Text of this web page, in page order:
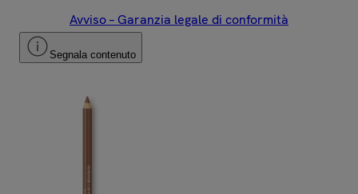
Avviso – Garanzia legale di conformità
Segnala contenuto